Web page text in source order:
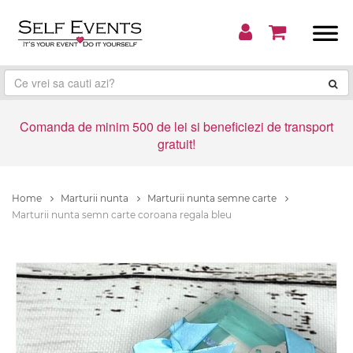
Comanda de minim 500 de lei si beneficiezi de transport
gratuit!
Home Marturii nunta
Marturii nunta semne carte
Marturii nunta semn carte coroana regala bleu